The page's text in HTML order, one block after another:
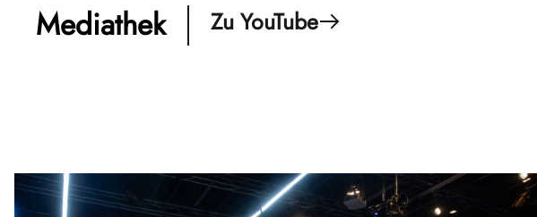
Mediathek Zu YouTube